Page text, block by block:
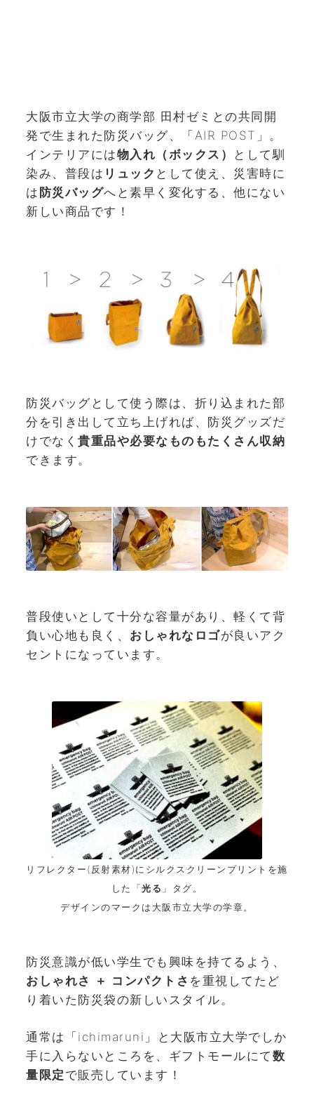
大阪市立大学の商学部 田村ゼミとの共同開
発で生まれた防災バッグ、「AIR POST」。
インテリアには物入れ（ボックス）
として馴
染み、普段は リュック として使え、災害時に
は 防災バッグへと素早く変化する、他にない
新しい商品です！
防災バッグとして使う際は、折り込まれた部
分を引き出して立ち上げれば、防災グッズだ
けでなく 貴重品や必要なものもたくさん収納
できます。
普段使いとして十分な容量があり、軽くて背
負い心地も良く、 おしゃれなロゴが良いアク
セントになっています。
リフレクター(反射素材)にシルクスクリーンプリントを施
した「光る 」タグ。
デザインのマークは大阪市立大学の学章。
防災意識が低い学生でも興味を持てるよう、
おしゃれさ ＋ コンパクトさ を重視してたど
り着いた防災袋の新しいスタイル。
通常は「ichimaruni」と大阪市立大学でしか
手に入らないところを、ギフトモールにて 数
量限定 で販売しています！